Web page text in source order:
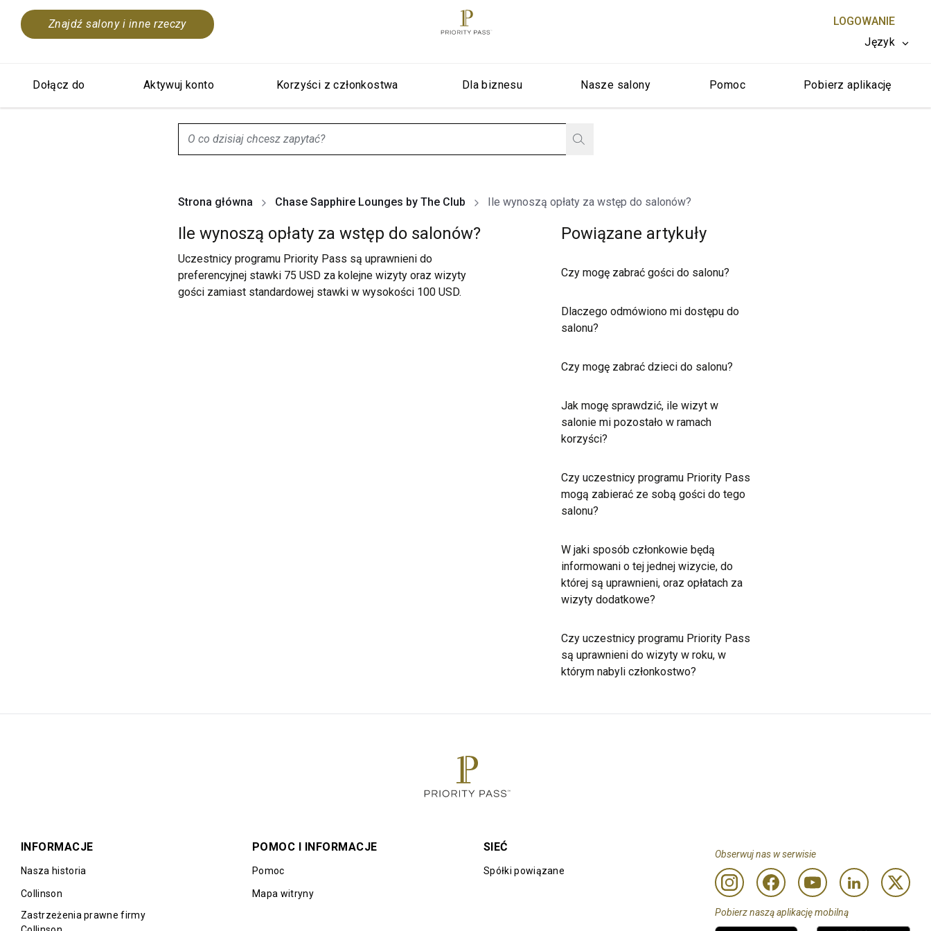
Znajdź salony i inne rzeczy
LOGOWANIE
Język
ZAMKNIJ X
Dołącz do Aktywuj konto Korzyści z członkostwa Dla biznesu Nasze salony Pomoc Pobierz aplikację
Strona główna Chase Sapphire Lounges by The Club Ile wynoszą opłaty za wstęp do salonów?
Ile wynoszą opłaty za wstęp do salonów?
Uczestnicy programu Priority Pass są uprawnieni do
preferencyjnej stawki 75 USD za kolejne wizyty oraz wizyty
gości zamiast standardowej stawki w wysokości 100 USD.
Powiązane artykuły
Czy mogę zabrać gości do salonu?
Dlaczego odmówiono mi dostępu do
salonu?
Czy mogę zabrać dzieci do salonu?
Jak mogę sprawdzić, ile wizyt w
salonie mi pozostało w ramach
korzyści?
Czy uczestnicy programu Priority Pass
mogą zabierać ze sobą gości do tego
salonu?
W jaki sposób członkowie będą
informowani o tej jednej wizycie, do
której są uprawnieni, oraz opłatach za
wizyty dodatkowe?
Czy uczestnicy programu Priority Pass
są uprawnieni do wizyty w roku, w
którym nabyli członkostwo?
INFORMACJE
Nasza historia
Collinson
Zastrzeżenia prawne firmy
POMOC I INFORMACJE
Pomoc
Mapa witryny
SIEĆ
Spółki powiązane
Obserwuj nas w serwisie
Pobierz naszą aplikację mobilną